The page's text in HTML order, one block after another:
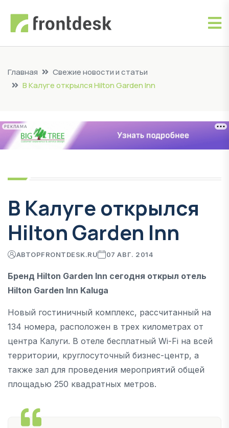
Главная
Свежие новости и статьи
В Калуге открылся Hilton Garden Inn
РЕКЛАМА
В Калуге открылся
Hilton Garden Inn
АВТОРFRONTDESK.RU 07 АВГ. 2014
Бренд Hilton Garden Inn сегодня открыл отель
Hilton Garden Inn Kaluga
Новый гостиничный комплекс, рассчитанный на
134 номера, расположен в трех километрах от
центра Калуги. В отеле бесплатный Wi-Fi на всей
территории, круглосуточный бизнес-центр, а
также зал для проведения мероприятий общей
площадью 250 квадратных метров.